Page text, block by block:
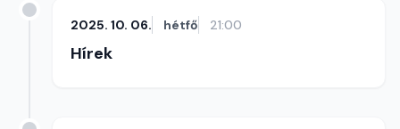
2025. 10. 06. hétfő 21:00
Hírek